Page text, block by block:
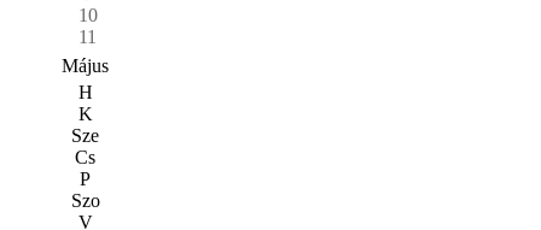
10
11
Május
H
K
Sze
Cs
P
Szo
V